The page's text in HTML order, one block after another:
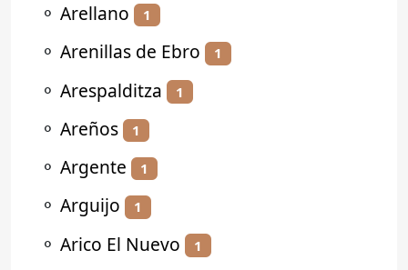
⚬ Arellano 1
⚬ Arenillas de Ebro 1
⚬ Arespalditza 1
⚬ Areños 1
⚬ Argente 1
⚬ Arguijo 1
⚬ Arico El Nuevo 1